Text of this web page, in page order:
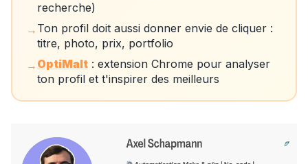
recherche)
→ Ton profil doit aussi donner envie de cliquer :
titre, photo, prix, portfolio
→ OptiMalt : extension Chrome pour analyser
ton profil et t'inspirer des meilleurs